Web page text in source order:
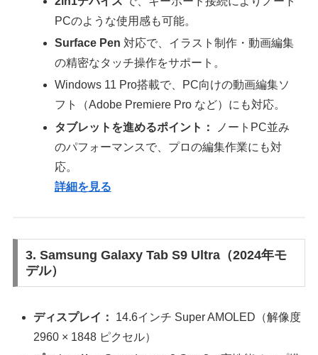
PCのような使用感も可能。
Surface Pen 対応で、イラスト制作・動画編集
の精密なタッチ操作をサポート。
Windows 11 Pro搭載で、PC向けの動画編集ソ
フト（Adobe Premiere Pro など）にも対応。
タブレットを進めるポイント：
ノートPC並み
のパフォーマンスで、プロの編集作業にも対
応。
詳細を見る
3. Samsung Galaxy Tab S9 Ultra（2024年モ
デル）
ディスプレイ：
14.6インチ Super AMOLED（解像度
2960 × 1848 ピクセル）